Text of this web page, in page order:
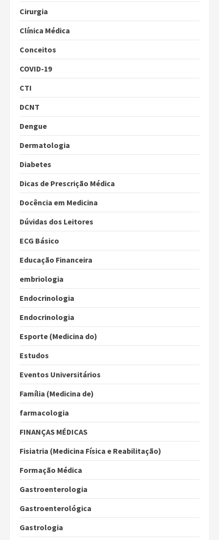
Cirurgia
Clínica Médica
Conceitos
COVID-19
CTI
DCNT
Dengue
Dermatologia
Diabetes
Dicas de Prescrição Médica
Docência em Medicina
Dúvidas dos Leitores
ECG Básico
Educação Financeira
embriologia
Endocrinologia
Endocrinologia
Esporte (Medicina do)
Estudos
Eventos Universitários
Família (Medicina de)
farmacologia
FINANÇAS MÉDICAS
Fisiatria (Medicina Física e Reabilitação)
Formação Médica
Gastroenterologia
Gastroenterológica
Gastrologia